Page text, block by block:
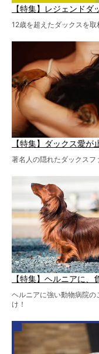
【特集】レジェンド
12歳を超えたダックスを取
【特集】ダックス愛が
著名人の隠れたダックスフ
【特集】ヘルニアに、
ヘルニアに強い動物病院
け！